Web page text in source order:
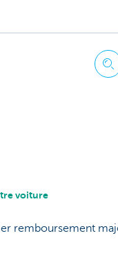
voiture
remboursement